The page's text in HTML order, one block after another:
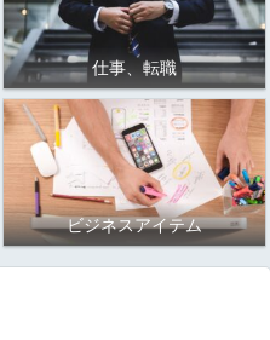
仕事、転職
ビジネスアイテム